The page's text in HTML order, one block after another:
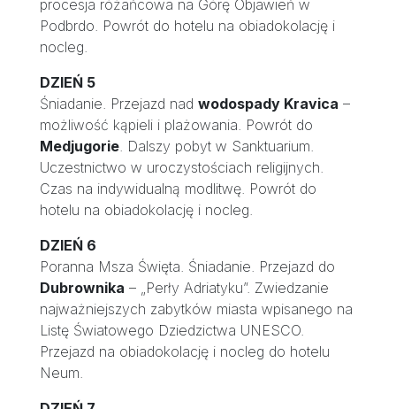
procesja różańcowa na Górę Objawień w
Podbrdo. Powrót do hotelu na obiadokolację i
nocleg.
DZIEŃ 5
Śniadanie. Przejazd nad wodospady Kravica –
możliwość kąpieli i plażowania. Powrót do
Medjugorie. Dalszy pobyt w Sanktuarium.
Uczestnictwo w uroczystościach religijnych.
Czas na indywidualną modlitwę. Powrót do
hotelu na obiadokolację i nocleg.
DZIEŃ 6
Poranna Msza Święta. Śniadanie. Przejazd do
Dubrownika – „Perły Adriatyku”. Zwiedzanie
najważniejszych zabytków miasta wpisanego na
Listę Światowego Dziedzictwa UNESCO.
Przejazd na obiadokolację i nocleg do hotelu
Neum.